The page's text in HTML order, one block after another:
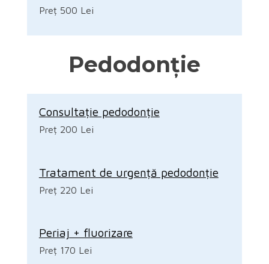
Preț 500 Lei
Pedodonție
Consultație pedodonție
Preț 200 Lei
Tratament de urgență pedodonție
Preț 220 Lei
Periaj + fluorizare
Preț 170 Lei